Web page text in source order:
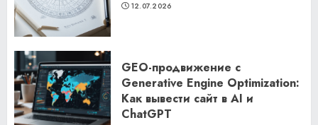
12.07.2026
GEO-продвижение с
Generative Engine Optimization:
Как вывести сайт в AI и
ChatGPT